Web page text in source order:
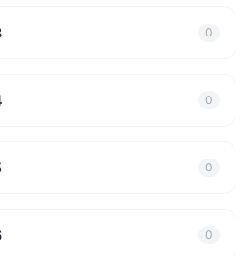
0
0
0
0